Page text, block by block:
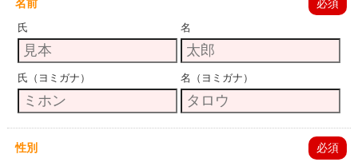
名前 必須
氏 名
氏（ヨミガナ） 名（ヨミガナ）
性別 必須